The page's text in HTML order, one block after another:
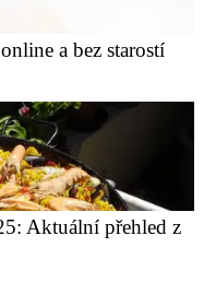
a bez starostí
Aktuální přehled z